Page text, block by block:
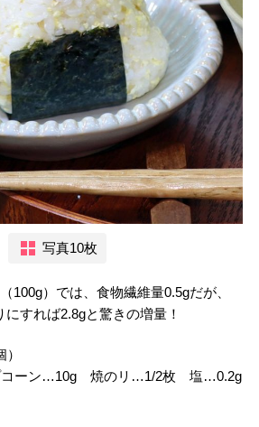
写真10枚
100g）では、食物繊維量0.5gだが、
すれば2.8gと驚きの増量！
ーン…10g 焼のリ…1/2枚 塩…0.2g